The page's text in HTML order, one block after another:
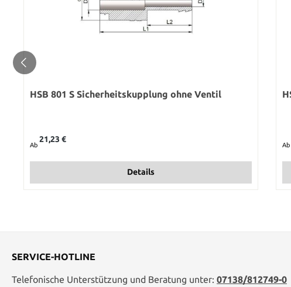
HSB 801 S Sicherheitskupplung ohne Ventil
Ab
21,23 €
Details
Ab
SERVICE-HOTLINE
Telefonische Unterstützung und Beratung unter: 07138/812749-0